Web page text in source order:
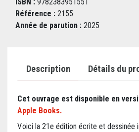
ISBN : 9782383951551
Référence : 2155
Année de parution : 2025
Description Détails du
Cet ouvrage est disponible en
Apple Books.
V oici la 21e édition écrite et dessinée